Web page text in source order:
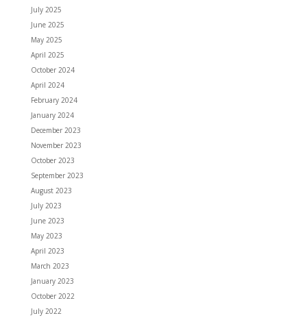
July 2025
June 2025
May 2025
April 2025
October 2024
April 2024
February 2024
January 2024
December 2023
November 2023
October 2023
September 2023
August 2023
July 2023
June 2023
May 2023
April 2023
March 2023
January 2023
October 2022
July 2022